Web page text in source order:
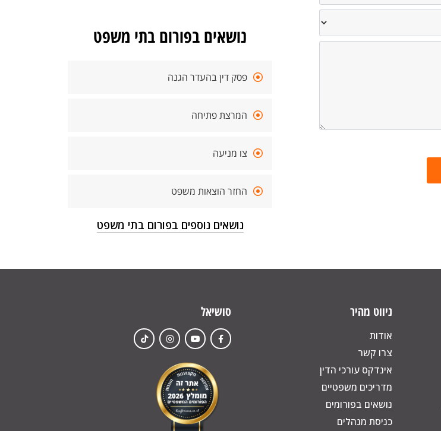
נושאים בפורום בתי משפט
פסק דין בהעדר הגנה
המרצת פתיחה
צו מניעה
החזר הוצאות משפט
נושאים נוספים בפורום בתי משפט
ניווט מהיר
אודות
צרו קשר
אינדקס עורכי הדין
מדריכים משפטיים
נושאים בפורומים
כניסת מנהלים
סושיאל